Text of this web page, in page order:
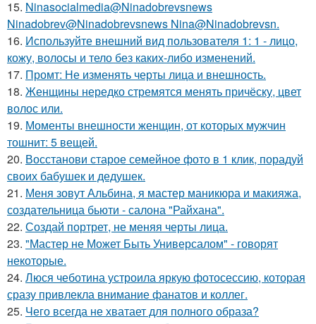
15. Ninasocialmedia@Ninadobrevsnews
Ninadobrev@Ninadobrevsnews Nina@Ninadobrevsn.
16. Используйте внешний вид пользователя 1: 1 - лицо,
кожу, волосы и тело без каких-либо изменений.
17. Промт: Не изменять черты лица и внешность.
18. Женщины нередко стремятся менять причёску, цвет
волос или.
19. Моменты внешности женщин, от которых мужчин
тошнит: 5 вещей.
20. Восстанови старое семейное фото в 1 клик, порадуй
своих бабушек и дедушек.
21. Меня зовут Альбина, я мастер маникюра и макияжа,
создательница бьюти - салона "Райхана".
22. Создай портрет, не меняя черты лица.
23. "Мастер не Может Быть Универсалом" - говорят
некоторые.
24. Люся чеботина устроила яркую фотосессию, которая
сразу привлекла внимание фанатов и коллег.
25. Чего всегда не хватает для полного образа?